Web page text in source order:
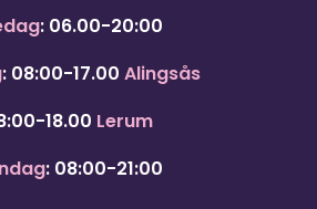
: 06.00-20:00
: 08:00-17.00 Alingsås
18.00 Lerum
: 08:00-21:00